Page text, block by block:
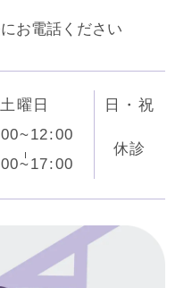
お電話ください
土曜日
日・祝
休診